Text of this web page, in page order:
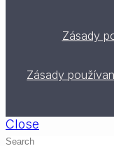
Zásady
Zásady
Close